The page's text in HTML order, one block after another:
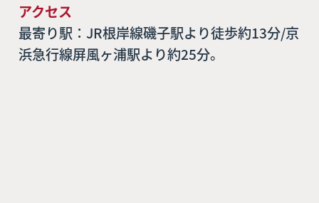
アクセス
最寄り駅：JR根岸線磯子駅より徒歩約13分/京
浜急行線屏風ヶ浦駅より約25分。